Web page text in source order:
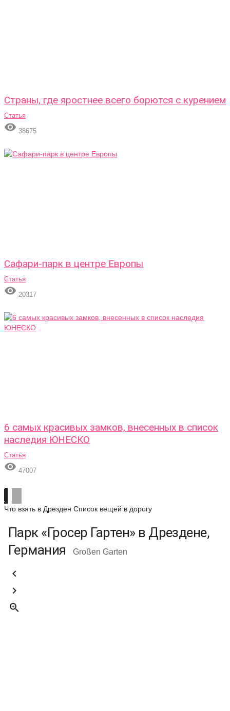
Страны, где яростнее всего борются с курением
Статья
 38675
Сафари-парк в центре Европы
Статья
 20317
6 самых красивых замков, внесенных в список
наследия ЮНЕСКО
Статья
 47007
Что взять в Дрезден Список вещей в дорогу
Парк «Гросер Гартен» в Дрездене,
Германия
Großen Garten


